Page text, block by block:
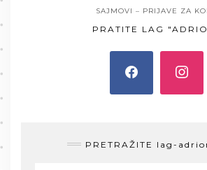
SAJMOVI – PRIJAVE ZA
PRATITE LAG
PRETRAŽITE lag-